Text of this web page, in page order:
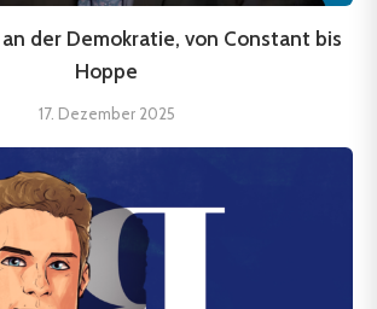
der Demokratie, von Constant bis
Hoppe
17. Dezember 2025